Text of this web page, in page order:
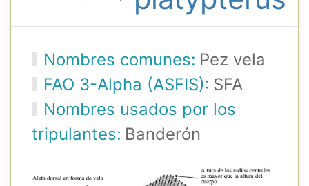
Nombres comunes: Pez vela
FAO 3-Alpha (ASFIS): SFA
Nombres usados por los
tripulantes: Banderón